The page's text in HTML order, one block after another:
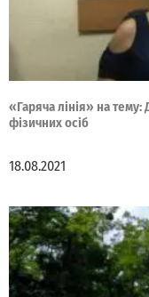
«Гаряча лінія» на
фізичних осіб
18.08.2021